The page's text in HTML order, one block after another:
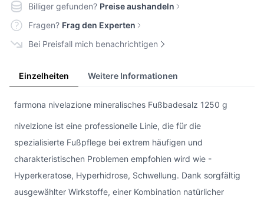
Billiger gefunden? Preise aushandeln
Fragen? Frag den Experten
Bei Preisfall mich benachrichtigen
Einzelheiten Weitere Informationen
farmona nivelazione mineralisches Fußbadesalz 1250 g
nivelzione ist eine professionelle Linie, die für die
spezialisierte Fußpflege bei extrem häufigen und
charakteristischen Problemen empfohlen wird wie -
Hyperkeratose, Hyperhidrose, Schwellung. Dank sorgfältig
ausgewählter Wirkstoffe, einer Kombination natürlicher